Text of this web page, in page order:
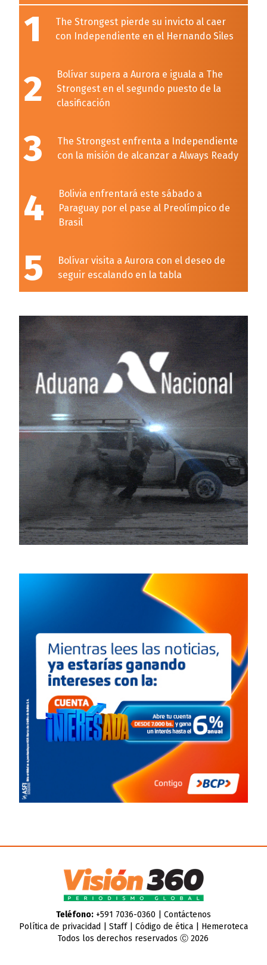
1
The Strongest pierde su invicto al caer
con Independiente en el Hernando Siles
2
Bolívar supera a Aurora e iguala a The
Strongest en el segundo puesto de la
clasificación
3
The Strongest enfrenta a Independiente
con la misión de alcanzar a Always Ready
4
Bolivia enfrentará este sábado a
Paraguay por el pase al Preolímpico de
Brasil
5
Bolívar visita a Aurora con el deseo de
seguir escalando en la tabla
Teléfono:+591 7036-0360 | Contáctenos
Política de privacidad
Staff| Código de ética| Hemeroteca
Todos los derechos reservados Ⓒ 2026